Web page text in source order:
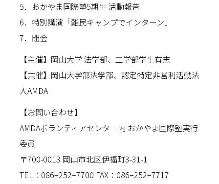
5．おかやま国際塾5期生 活動報告
6．特別講演「難民キャンプでインターン」
7．閉会
【主催】岡山大学 法学部、工学部学生有志
【共催】岡山大学部法学部、認定特定非営利活動法
人AMDA
【お問い合わせ】
AMDAボランティアセンター内 おかやま国際塾実行
委員
〒700-0013 岡山市北区伊福町3-31-1
TEL：086−252−7700 FAX：086−252−7717